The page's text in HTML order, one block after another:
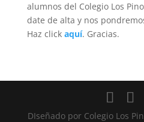
alumnos del Colegio Los
date de alta y nos
Haz click aquí. Gracias.
DIseñado por Colegio Los